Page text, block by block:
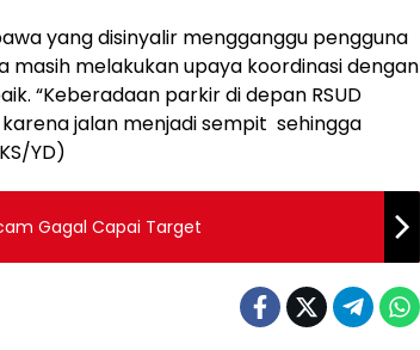
yang disinyalir mengganggu pengguna
masih melakukan upaya koordinasi dengan
“Keberadaan parkir di depan RSUD
jalan menjadi sempit sehingga
YD)
Gagal Capai Target